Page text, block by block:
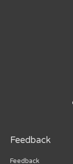
Feedback
Feedback